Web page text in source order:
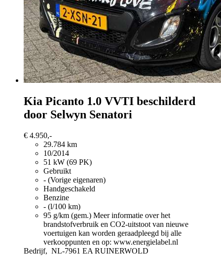
Kia Picanto 1.0 VVTI beschilderd
door Selwyn Senatori
€ 4.950,-
29.784 km
10/2014
51 kW (69 PK)
Gebruikt
- (Vorige eigenaren)
Handgeschakeld
Benzine
- (l/100 km)
95 g/km (gem.) Meer informatie over het
brandstofverbruik en CO2-uitstoot van nieuwe
voertuigen kan worden geraadpleegd bij alle
verkooppunten en op: www.energielabel.nl
Bedrijf, NL-7961 EA RUINERWOLD